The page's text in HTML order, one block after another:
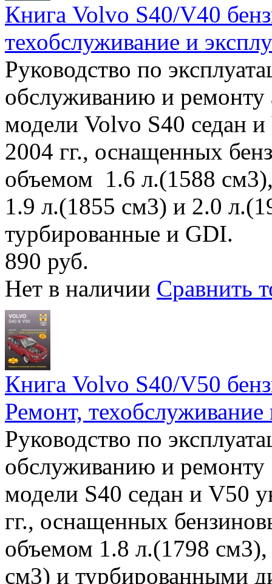
Книга Volvo S40/V40
техобслуживание и
Руководство по
обслуживанию и
модели Volvo S40 седан
2004 гг., оснащенных
объемом 1.6 л.(1588
1.9 л.(1855 см3) и 2.0
турбированные и GDI.
890 руб.
Нет в наличии Сравнить
Книга Volvo S40/V50
Ремонт, техобслуживание
Руководство по
обслуживанию и
модели S40 седан и V50
гг., оснащенных
объемом 1.8 л.(1798
см3) и турбированными